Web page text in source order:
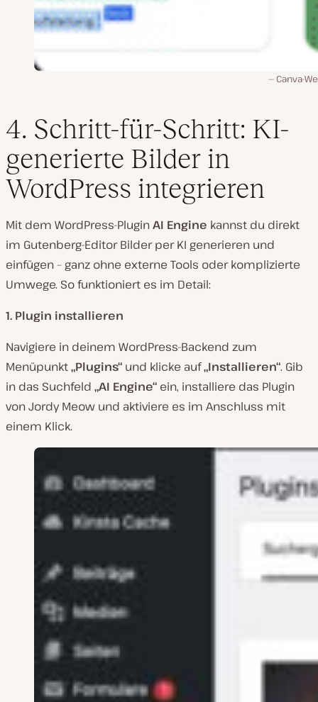
Canva-
4. Schritt-für-Schritt: KI-
generierte Bilder in
WordPress integrieren
Mit dem WordPress-PluginAI Engine kannst du direkt
im Gutenberg-Editor Bilder per KI generieren und
einfügen – ganz ohne externe Tools oder komplizierte
Umwege. So funktioniert es im Detail:
1. Plugin installieren
Navigiere in deinem WordPress-Backend zum
Menüpunkt„Plugins“ und klicke auf„Installieren“. Gib
in das Suchfeld „AI Engine“ ein, installiere das Plugin
von Jordy Meow und aktiviere es im Anschluss mit
einem Klick.